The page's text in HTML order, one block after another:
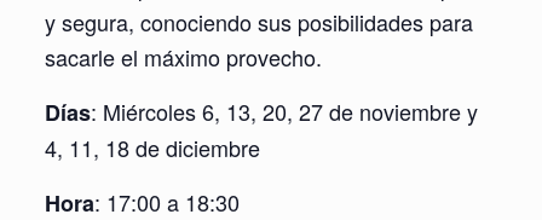
y segura, conociendo sus posibilidades para
sacarle el máximo provecho.
Días: Miércoles 6, 13, 20, 27 de noviembre y
4, 11, 18 de diciembre
Hora: 17:00 a 18:30